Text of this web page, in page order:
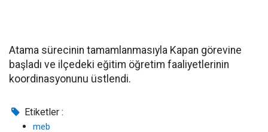
Atama sürecinin tamamlanmasıyla Kapan görevine
başladı ve ilçedeki eğitim öğretim faaliyetlerinin
koordinasyonunu üstlendi.
Etiketler :
meb